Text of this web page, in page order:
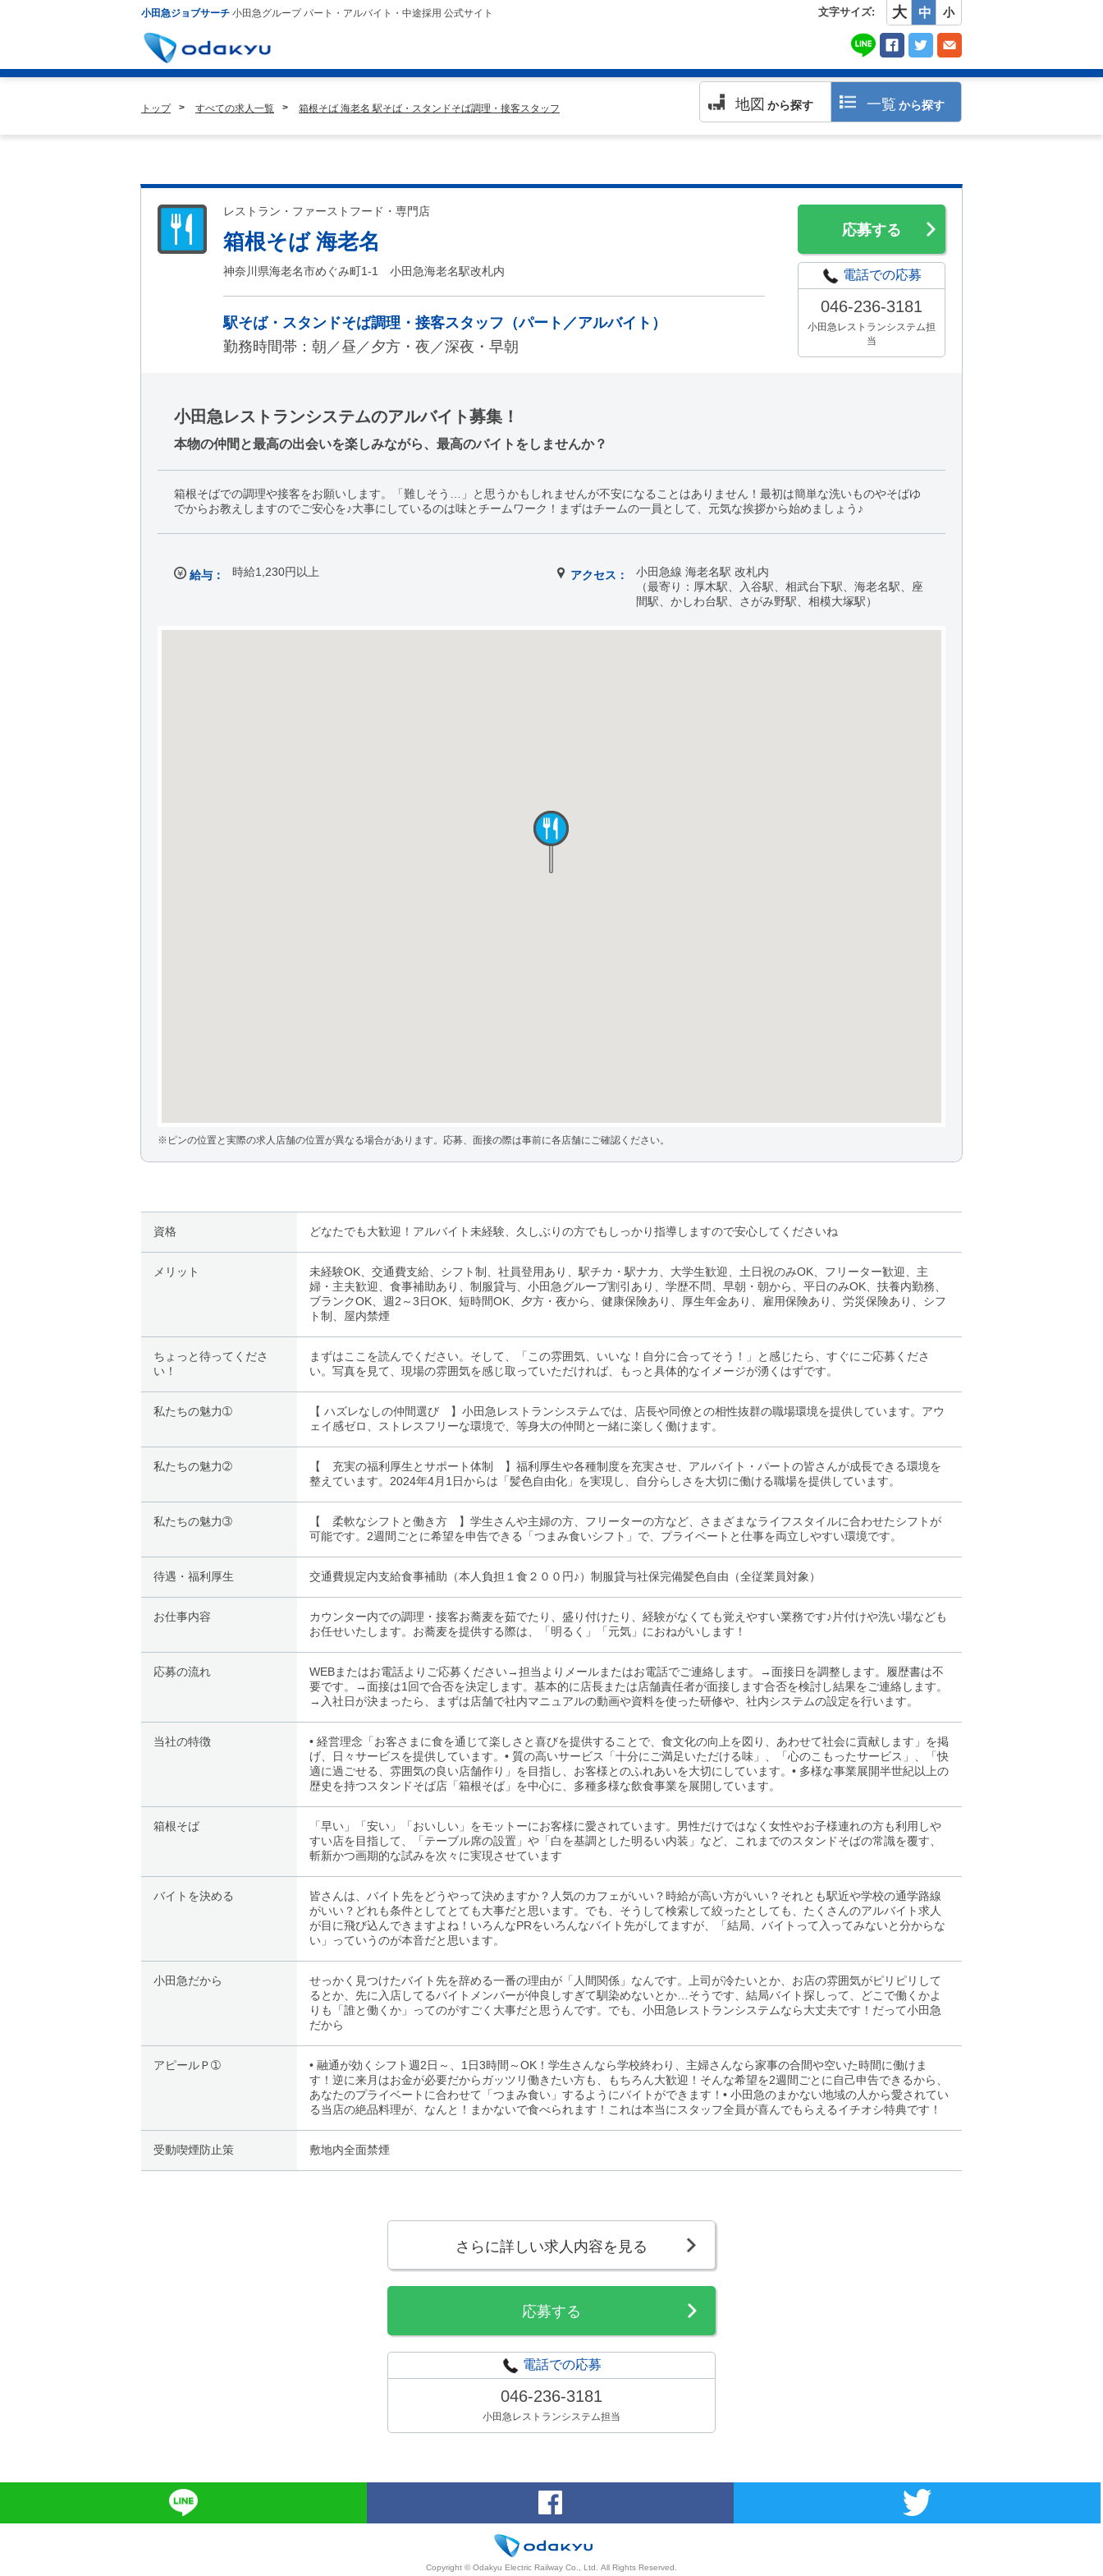
小田急ジョブサーチ 小田急グループ パート・アルバイト・中途採用 公式サイト 文字サイズ: 大 中 小
地図 から探す 一覧 から探す
トップ すべての求人一覧 箱根そば 海老名 駅そば・スタンドそば調理・接客スタッフ
レストラン・ファーストフード・専門店
箱根そば 海老名
神奈川県海老名市めぐみ町1-1 小田急海老名駅改札内
駅そば・スタンドそば調理・接客スタッフ（パート／アルバイト）
勤務時間帯：朝／昼／夕方・夜／深夜・早朝
応募する
電話での応募
046-236-3181
小田急レストランシステム担
当
小田急レストランシステムのアルバイト募集！
本物の仲間と最高の出会いを楽しみながら、最高のバイトをしませんか？
箱根そばでの調理や接客をお願いします。「難しそう…」と思うかもしれませんが不安になることはありません！最初は簡単な洗いものやそばゆ
でからお教えしますのでご安心を♪大事にしているのは味とチームワーク！まずはチームの一員として、元気な挨拶から始めましょう♪
給与： 時給1,230円以上 アクセス：
小田急線 海老名駅 改札内
（最寄り：厚木駅、入谷駅、相武台下駅、海老名駅、座
間駅、かしわ台駅、さがみ野駅、相模大塚駅）
※ピンの位置と実際の求人店舗の位置が異なる場合があります。応募、面接の際は事前に各店舗にご確認ください。
資格 どなたでも大歓迎！アルバイト未経験、久しぶりの方でもしっかり指導しますので安心してくださいね
メリット
未経験OK、交通費支給、シフト制、社員登用あり、駅チカ・駅ナカ、大学生歓迎、土日祝のみOK、フリーター歓迎、主
婦・主夫歓迎、食事補助あり、制服貸与、小田急グループ割引あり、学歴不問、早朝・朝から、平日のみOK、扶養内勤務、
ブランクOK、週2～3日OK、短時間OK、夕方・夜から、健康保険あり、厚生年金あり、雇用保険あり、労災保険あり、シフ
ト制、屋内禁煙
ちょっと待ってくださ
い！
まずはここを読んでください。そして、「この雰囲気、いいな！自分に合ってそう！」と感じたら、すぐにご応募くださ
い。写真を見て、現場の雰囲気を感じ取っていただければ、もっと具体的なイメージが湧くはずです。
私たちの魅力➀
【 ハズレなしの仲間選び 】小田急レストランシステムでは、店長や同僚との相性抜群の職場環境を提供しています。アウ
ェイ感ゼロ、ストレスフリーな環境で、等身大の仲間と一緒に楽しく働けます。
私たちの魅力➁
【 充実の福利厚生とサポート体制 】福利厚生や各種制度を充実させ、アルバイト・パートの皆さんが成長できる環境を
整えています。2024年4月1日からは「髪色自由化」を実現し、自分らしさを大切に働ける職場を提供しています。
私たちの魅力➂
【 柔軟なシフトと働き方 】学生さんや主婦の方、フリーターの方など、さまざまなライフスタイルに合わせたシフトが
可能です。2週間ごとに希望を申告できる「つまみ食いシフト」で、プライベートと仕事を両立しやすい環境です。
待遇・福利厚生 交通費規定内支給食事補助（本人負担１食２００円♪）制服貸与社保完備髪色自由（全従業員対象）
お仕事内容
カウンター内での調理・接客お蕎麦を茹でたり、盛り付けたり、経験がなくても覚えやすい業務です♪片付けや洗い場なども
お任せいたします。お蕎麦を提供する際は、「明るく」「元気」におねがいします！
応募の流れ
WEBまたはお電話よりご応募ください→担当よりメールまたはお電話でご連絡します。→面接日を調整します。履歴書は不
要です。→面接は1回で合否を決定します。基本的に店長または店舗責任者が面接します合否を検討し結果をご連絡します。
→入社日が決まったら、まずは店舗で社内マニュアルの動画や資料を使った研修や、社内システムの設定を行います。
当社の特徴
• 経営理念「お客さまに食を通じて楽しさと喜びを提供することで、食文化の向上を図り、あわせて社会に貢献します」を掲
げ、日々サービスを提供しています。• 質の高いサービス「十分にご満足いただける味」、「心のこもったサービス」、「快
適に過ごせる、雰囲気の良い店舗作り」を目指し、お客様とのふれあいを大切にしています。• 多様な事業展開半世紀以上の
歴史を持つスタンドそば店「箱根そば」を中心に、多種多様な飲食事業を展開しています。
箱根そば
「早い」「安い」「おいしい」をモットーにお客様に愛されています。男性だけではなく女性やお子様連れの方も利用しや
すい店を目指して、「テーブル席の設置」や「白を基調とした明るい内装」など、これまでのスタンドそばの常識を覆す、
斬新かつ画期的な試みを次々に実現させています
バイトを決める
皆さんは、バイト先をどうやって決めますか？人気のカフェがいい？時給が高い方がいい？それとも駅近や学校の通学路線
がいい？どれも条件としてとても大事だと思います。でも、そうして検索して絞ったとしても、たくさんのアルバイト求人
が目に飛び込んできますよね！いろんなPRをいろんなバイト先がしてますが、「結局、バイトって入ってみないと分からな
い」っていうのが本音だと思います。
小田急だから
せっかく見つけたバイト先を辞める一番の理由が「人間関係」なんです。上司が冷たいとか、お店の雰囲気がピリピリして
るとか、先に入店してるバイトメンバーが仲良しすぎて馴染めないとか…そうです、結局バイト探しって、どこで働くかよ
りも「誰と働くか」ってのがすごく大事だと思うんです。でも、小田急レストランシステムなら大丈夫です！だって小田急
だから
アピールＰ➀
• 融通が効くシフト週2日～、1日3時間～OK！学生さんなら学校終わり、主婦さんなら家事の合間や空いた時間に働けま
す！逆に来月はお金が必要だからガッツリ働きたい方も、もちろん大歓迎！そんな希望を2週間ごとに自己申告できるから、
あなたのプライベートに合わせて「つまみ食い」するようにバイトができます！• 小田急のまかない地域の人から愛されてい
る当店の絶品料理が、なんと！まかないで食べられます！これは本当にスタッフ全員が喜んでもらえるイチオシ特典です！
受動喫煙防止策 敷地内全面禁煙
さらに詳しい求人内容を見る
応募する
電話での応募
046-236-3181
小田急レストランシステム担当
Copyright © Odakyu Electric Railway Co., Ltd. All Rights Reserved.